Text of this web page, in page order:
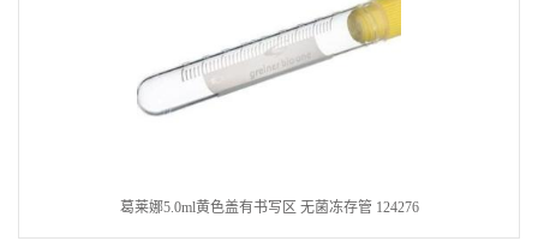
葛莱娜5.0ml黄色盖有书写区 无菌冻存管 124276